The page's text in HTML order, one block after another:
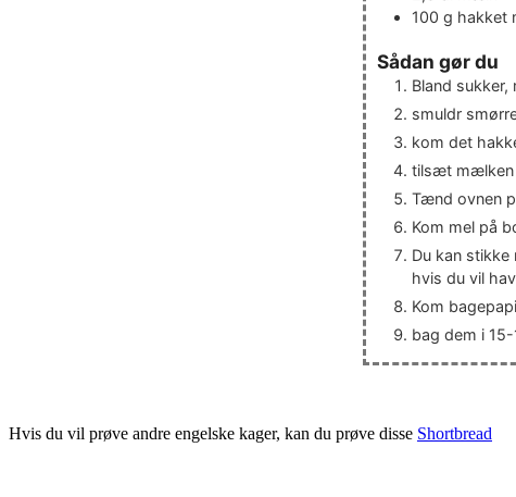
100 g hakket
Sådan gør du
Bland sukker,
smuldr
kom det
tilsæt mælken
Tænd ovnen
Kom mel på
Du kan stikke
hvis du vil
Kom
bag dem i
Hvis du vil prøve andre engelske kager, kan du prøve disse Shortbread